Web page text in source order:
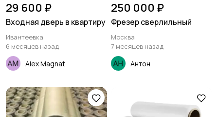
29 600 ₽
Входная дверь в квартиру
Ивантеевка
6 месяцев назад
Alex Magnat
250 000 ₽
Фрезер сверлильный
Москва
7 месяцев назад
Антон